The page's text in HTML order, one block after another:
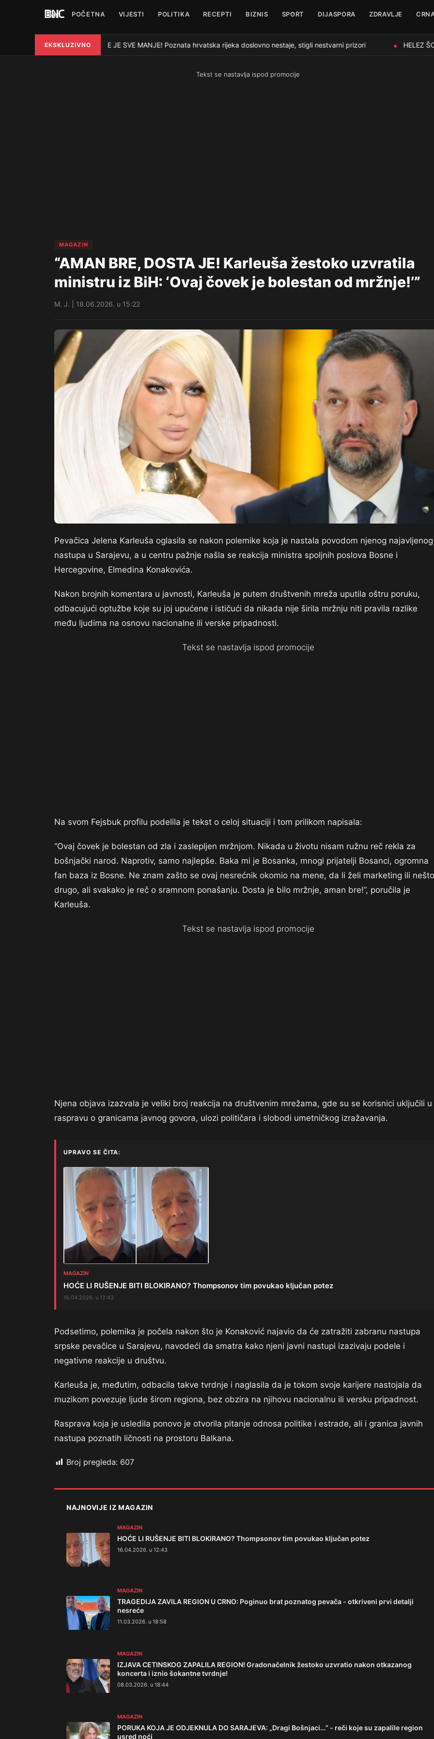
POČETNA VIJESTI POLITIKA RECEPTI BIZNIS SPORT DIJASPORA ZDRAVLJE
EKSKLUZIVNO
● VODE JE SVE MANJE! Poznata hrvatska rijeka doslovno nestaje, stigli nestvarni prizori HELEZ
Tekst se nastavlja ispod promocije
MAGAZIN
“AMAN BRE, DOSTA JE! Karleuša žestoko uzvratila
ministru iz BiH: ‘Ovaj čovek je bolestan od mržnje!’”
M. J. | 18.06.2026. u 15:22
Pevačica Jelena Karleuša oglasila se nakon polemike koja je nastala povodom njenog najavljenog
nastupa u Sarajevu, a u centru pažnje našla se reakcija ministra spoljnih poslova Bosne i
Hercegovine, Elmedina Konakovića.
Nakon brojnih komentara u javnosti, Karleuša je putem društvenih mreža uputila oštru poruku,
odbacujući optužbe koje su joj upućene i ističući da nikada nije širila mržnju niti pravila razlike
među ljudima na osnovu nacionalne ili verske pripadnosti.
Tekst se nastavlja ispod promocije
Na svom Fejsbuk profilu podelila je tekst o celoj situaciji i tom prilikom napisala:
“Ovaj čovek je bolestan od zla i zaslepljen mržnjom. Nikada u životu nisam ružnu reč rekla za
bošnjački narod. Naprotiv, samo najlepše. Baka mi je Bosanka, mnogi prijatelji Bosanci, ogromna
fan baza iz Bosne. Ne znam zašto se ovaj nesrećnik okomio na mene, da li želi marketing ili nešto
drugo, ali svakako je reč o sramnom ponašanju. Dosta je bilo mržnje, aman bre!”, poručila je
Karleuša.
Tekst se nastavlja ispod promocije
Njena objava izazvala je veliki broj reakcija na društvenim mrežama, gde su se korisnici uključili u
raspravu o granicama javnog govora, ulozi političara i slobodi umetničkog izražavanja.
UPRAVO SE ČITA:
MAGAZIN
HOĆE LI RUŠENJE BITI BLOKIRANO? Thompsonov tim povukao ključan potez
16.04.2026. u 12:43
Podsetimo, polemika je počela nakon što je Konaković najavio da će zatražiti zabranu nastupa
srpske pevačice u Sarajevu, navodeći da smatra kako njeni javni nastupi izazivaju podele i
negativne reakcije u društvu.
Karleuša je, međutim, odbacila takve tvrdnje i naglasila da je tokom svoje karijere nastojala da
muzikom povezuje ljude širom regiona, bez obzira na njihovu nacionalnu ili versku pripadnost.
Rasprava koja je usledila ponovo je otvorila pitanje odnosa politike i estrade, ali i granica javnih
nastupa poznatih ličnosti na prostoru Balkana.
Broj pregleda: 607
NAJNOVIJE IZ MAGAZIN
MAGAZIN
HOĆE LI RUŠENJE BITI BLOKIRANO? Thompsonov tim povukao ključan potez
16.04.2026. u 12:43
MAGAZIN
TRAGEDIJA ZAVILA REGION U CRNO: Poginuo brat poznatog pevača - otkriveni prvi detalji
nesreće
11.03.2026. u 18:58
MAGAZIN
IZJAVA CETINSKOG ZAPALILA REGION! Gradonačelnik žestoko uzvratio nakon otkazanog
koncerta i iznio šokantne tvrdnje!
08.03.2026. u 18:44
MAGAZIN
PORUKA KOJA JE ODJEKNULA DO SARAJEVA: „Dragi Bošnjaci…“ - reči koje su zapalile region
usred noći